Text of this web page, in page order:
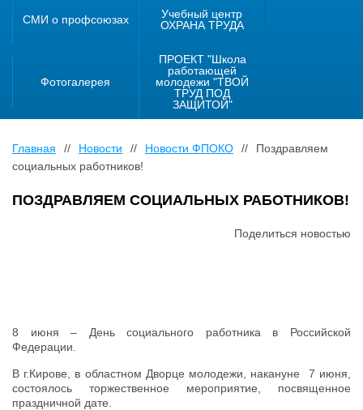
СМИ о профсоюзах
Учебный центр
ОХРАНА ТРУДА
Фотогалерея
ПРОЕКТ "Школа
работающей
молодежи "ТВОЙ
ТРУД ПОД
ЗАЩИТОЙ"
Главная // Новости // Новости ФПОКО //
Поздравляем
социальных работников!
ПОЗДРАВЛЯЕМ СОЦИАЛЬНЫХ РАБОТНИКОВ!
Поделиться новостью
8 июня – День социального работника в Российской
Федерации.
В г.Кирове, в областном Дворце молодежи, накануне 7 июня,
состоялось торжественное мероприятие, посвященное
праздничной дате.